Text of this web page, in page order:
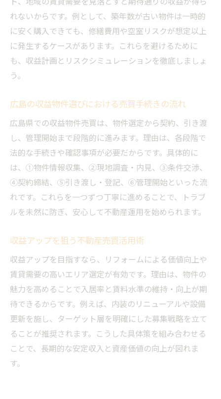
れないからです。例として、築年数が古い物件は一時的
に安く購入できても、修繕費用や空室リスクが想定以上
に発生するケースがあります。これらを避けるために
も、収益計画とリスクシミュレーションを徹底しましょ
う。
広島の収益物件選びにおける売買手続きの流れ
広島県での収益物件売買は、物件選定から契約、引き渡
し、管理開始まで段階的に進みます。理由は、各段階で
法的な手続きや確認事項が必要だからです。具体的に
は、①物件情報収集、②現地調査・内見、③条件交渉、
④契約締結、⑤引き渡し・登記、⑥管理開始といった流
れです。これらを一つずつ丁寧に進めることで、トラブ
ルを未然に防ぎ、安心して不動産運用を始められます。
収益アップを狙う不動産売買活用術
収益アップを目指すなら、リフォームによる価値向上や
賃貸需要の高いエリア選定が有効です。理由は、物件の
魅力を高めることで入居率と賃料水準の維持・向上が期
待できるからです。例えば、内装のリニューアルや設備
更新を施し、ターゲット層を明確にした募集戦略を立て
ることが推奨されます。こうした具体策を組み合わせる
ことで、長期的な安定収入と資産価値の向上が図れま
す。